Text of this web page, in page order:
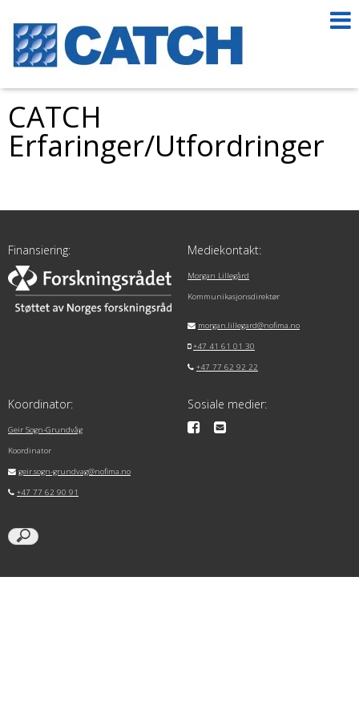
CATCH
Erfaringer/Utfordringer
Finansiering: Mediekontakt:
Morgan Lillegård
Kommunikasjonsdirektør
morgan.lillegard@nofima.no
+47 41 61 01 30
+47 77 62 92 22
Koordinator:
Geir Sogn-Grundvåg
Koordinator
geir.sogn-grundvag@nofima.no
+47 77 62 90 91
Sosiale medier: